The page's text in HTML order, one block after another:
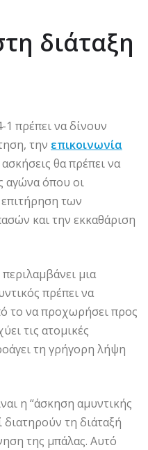
διάταξη
1 πρέπει να δίνουν
την επικοινωνία
ασκήσεις θα πρέπει να
αγώνα όπου οι
των
και την εκκαθάριση
μια
πρέπει να
το να προχωρήσει προς
τις ατομικές
τη γρήγορη λήψη
η “άσκηση αμυντικής
διατηρούν τη διάταξή
της μπάλας. Αυτό